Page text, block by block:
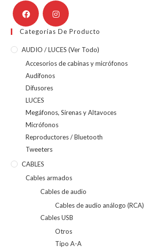
Categorías De Producto
AUDIO / LUCES (ver Todo)
Accesorios de cabinas y micrófonos
Audífonos
Difusores
LUCES
Megáfonos, Sirenas y Altavoces
Micrófonos
Reproductores / Bluetooth
Tweeters
CABLES
Cables armados
Cables de audio
Cables de audio análogo (RCA)
Cables USB
Otros
Tipo A-A